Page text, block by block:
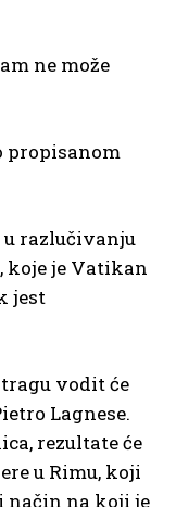
ne može
propisanom
u razlučivanju
je Vatikan
jest
vodit će
Lagnese.
rezultate će
u Rimu, koji
način na koji je